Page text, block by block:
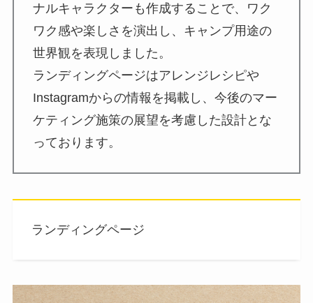
ナルキャラクターも作成することで、ワク
ワク感や楽しさを演出し、キャンプ用途の
世界観を表現しました。
ランディングページはアレンジレシピや
Instagramからの情報を掲載し、今後のマー
ケティング施策の展望を考慮した設計とな
っております。
ランディングページ